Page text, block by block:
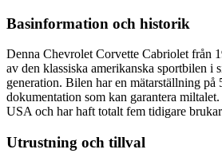
Basinformation och historik
Denna Chevrolet Corvette Cabriolet från
av den klassiska amerikanska sportbilen i
generation. Bilen har en mätarställning på
dokumentation som kan garantera
USA och har haft totalt fem tidigare
Utrustning och tillval